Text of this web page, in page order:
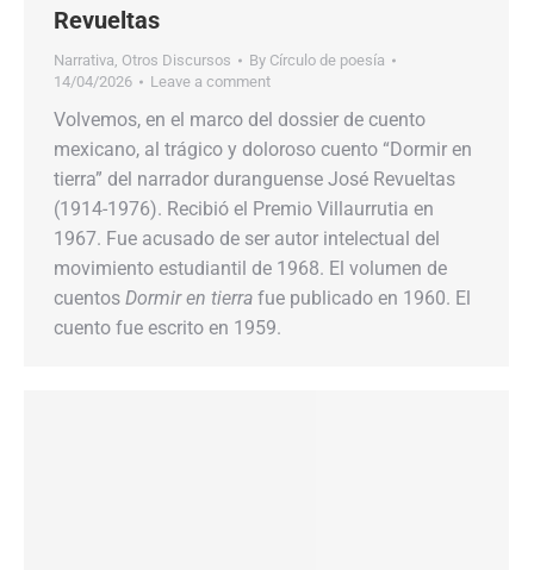
Revueltas
Narrativa, Otros Discursos By Círculo de poesía
14/04/2026
Leave a comment
Volvemos, en el marco del dossier de cuento
mexicano, al trágico y doloroso cuento “Dormir en
tierra” del narrador duranguense José Revueltas
(1914-1976). Recibió el Premio Villaurrutia en
1967. Fue acusado de ser autor intelectual del
movimiento estudiantil de 1968. El volumen de
cuentos Dormir en tierra fue publicado en 1960. El
cuento fue escrito en 1959.